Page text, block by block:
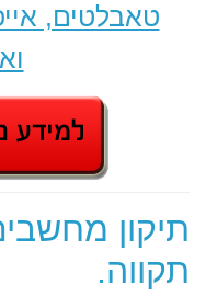
טאבלטים,
תיקון
תקווה.